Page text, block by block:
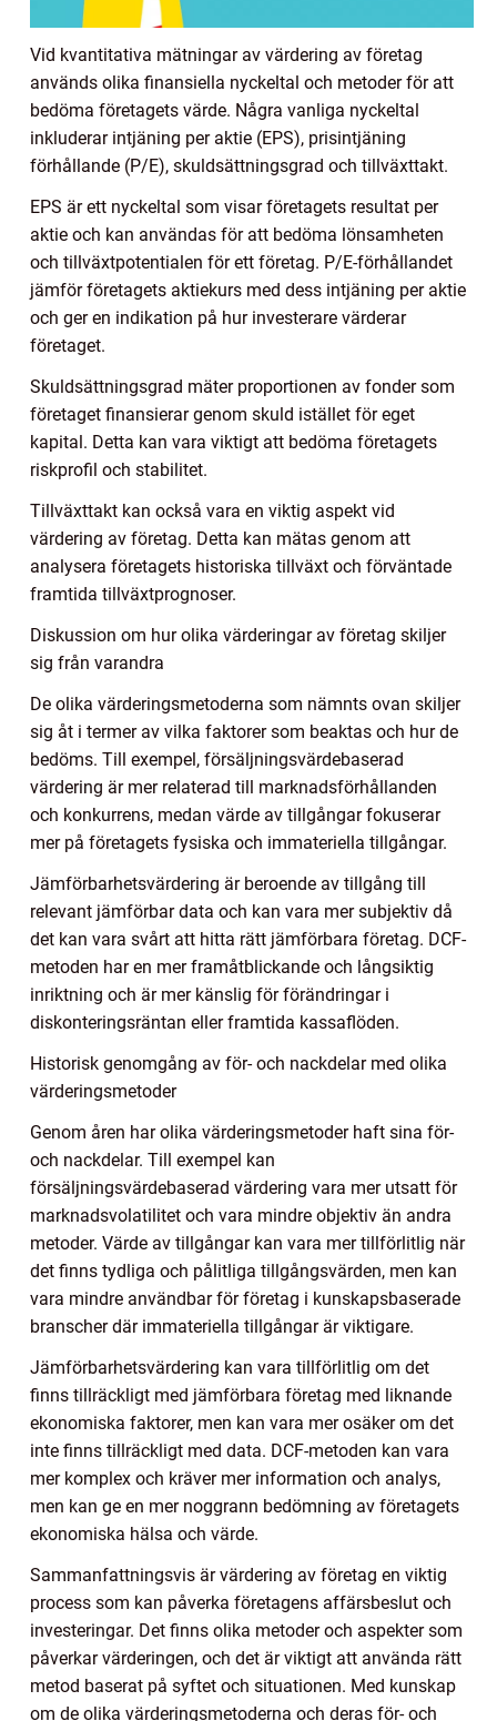
Vid kvantitativa mätningar av värdering av företag
används olika finansiella nyckeltal och metoder för att
bedöma företagets värde. Några vanliga nyckeltal
inkluderar intjäning per aktie (EPS), prisintjäning
förhållande (P/E), skuldsättningsgrad och tillväxttakt.
EPS är ett nyckeltal som visar företagets resultat per
aktie och kan användas för att bedöma lönsamheten
och tillväxtpotentialen för ett företag. P/E-förhållandet
jämför företagets aktiekurs med dess intjäning per aktie
och ger en indikation på hur investerare värderar
företaget.
Skuldsättningsgrad mäter proportionen av fonder som
företaget finansierar genom skuld istället för eget
kapital. Detta kan vara viktigt att bedöma företagets
riskprofil och stabilitet.
Tillväxttakt kan också vara en viktig aspekt vid
värdering av företag. Detta kan mätas genom att
analysera företagets historiska tillväxt och förväntade
framtida tillväxtprognoser.
Diskussion om hur olika värderingar av företag skiljer
sig från varandra
De olika värderingsmetoderna som nämnts ovan skiljer
sig åt i termer av vilka faktorer som beaktas och hur de
bedöms. Till exempel, försäljningsvärdebaserad
värdering är mer relaterad till marknadsförhållanden
och konkurrens, medan värde av tillgångar fokuserar
mer på företagets fysiska och immateriella tillgångar.
Jämförbarhetsvärdering är beroende av tillgång till
relevant jämförbar data och kan vara mer subjektiv då
det kan vara svårt att hitta rätt jämförbara företag. DCF-
metoden har en mer framåtblickande och långsiktig
inriktning och är mer känslig för förändringar i
diskonteringsräntan eller framtida kassaflöden.
Historisk genomgång av för- och nackdelar med olika
värderingsmetoder
Genom åren har olika värderingsmetoder haft sina för-
och nackdelar. Till exempel kan
försäljningsvärdebaserad värdering vara mer utsatt för
marknadsvolatilitet och vara mindre objektiv än andra
metoder. Värde av tillgångar kan vara mer tillförlitlig när
det finns tydliga och pålitliga tillgångsvärden, men kan
vara mindre användbar för företag i kunskapsbaserade
branscher där immateriella tillgångar är viktigare.
Jämförbarhetsvärdering kan vara tillförlitlig om det
finns tillräckligt med jämförbara företag med liknande
ekonomiska faktorer, men kan vara mer osäker om det
inte finns tillräckligt med data. DCF-metoden kan vara
mer komplex och kräver mer information och analys,
men kan ge en mer noggrann bedömning av företagets
ekonomiska hälsa och värde.
Sammanfattningsvis är värdering av företag en viktig
process som kan påverka företagens affärsbeslut och
investeringar. Det finns olika metoder och aspekter som
påverkar värderingen, och det är viktigt att använda rätt
metod baserat på syftet och situationen. Med kunskap
om de olika värderingsmetoderna och deras för- och